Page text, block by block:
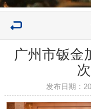
广州市钣金
发布日期：